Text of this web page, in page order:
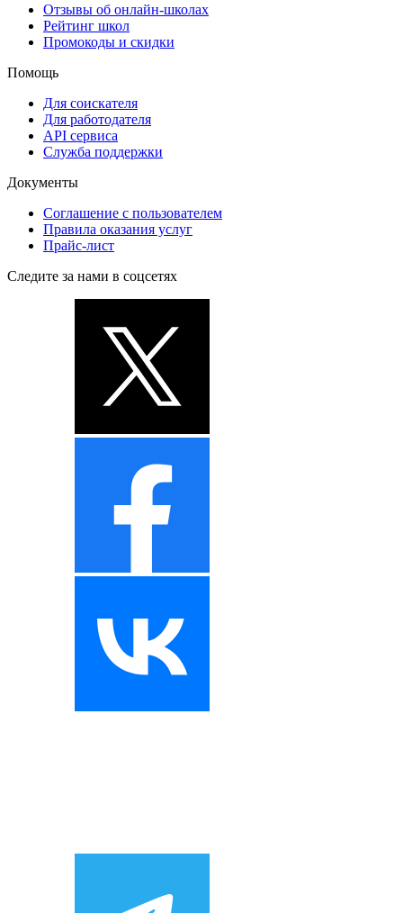
Отзывы об онлайн-школах
Рейтинг школ
Промокоды и скидки
Помощь
Для соискателя
Для работодателя
API сервиса
Служба поддержки
Документы
Соглашение с пользователем
Правила оказания услуг
Прайс-лист
Следите за нами в соцсетях